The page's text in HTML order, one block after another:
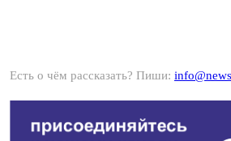
Есть о чём рассказать? Пиши: